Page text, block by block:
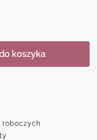
koszyka
roboczych